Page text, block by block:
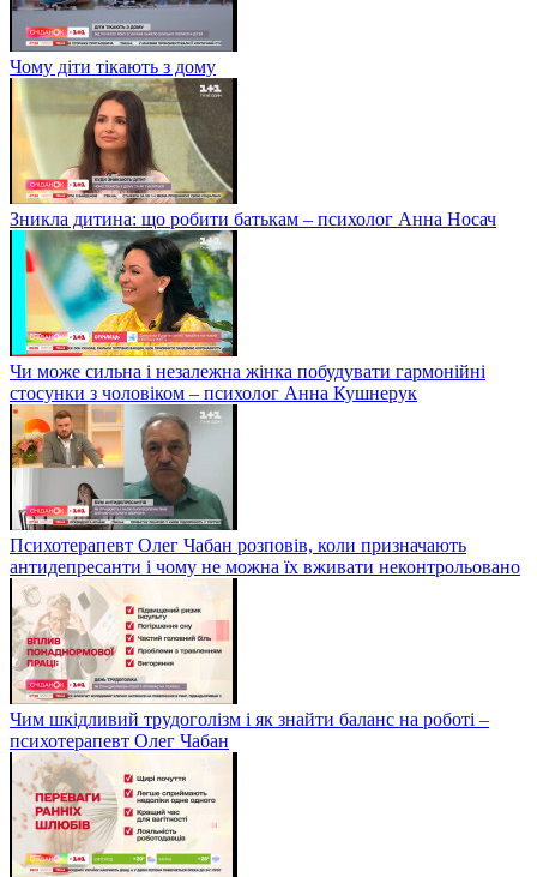
Чому діти тікають з дому
Зникла дитина: що робити батькам – психолог Анна Носач
Чи може сильна і незалежна жінка побудувати гармонійні
стосунки з чоловіком – психолог Анна Кушнерук
Психотерапевт Олег Чабан розповів, коли призначають
антидепресанти і чому не можна їх вживати неконтрольовано
Чим шкідливий трудоголізм і як знайти баланс на роботі –
психотерапевт Олег Чабан